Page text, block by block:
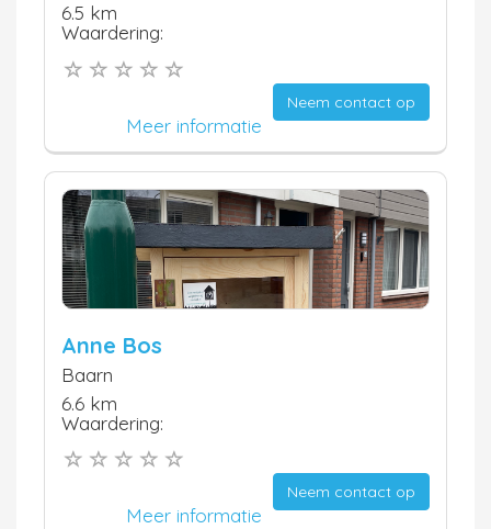
6.5 km
Waardering:
Neem contact op
Meer informatie
Anne Bos
Baarn
6.6 km
Waardering:
Neem contact op
Meer informatie